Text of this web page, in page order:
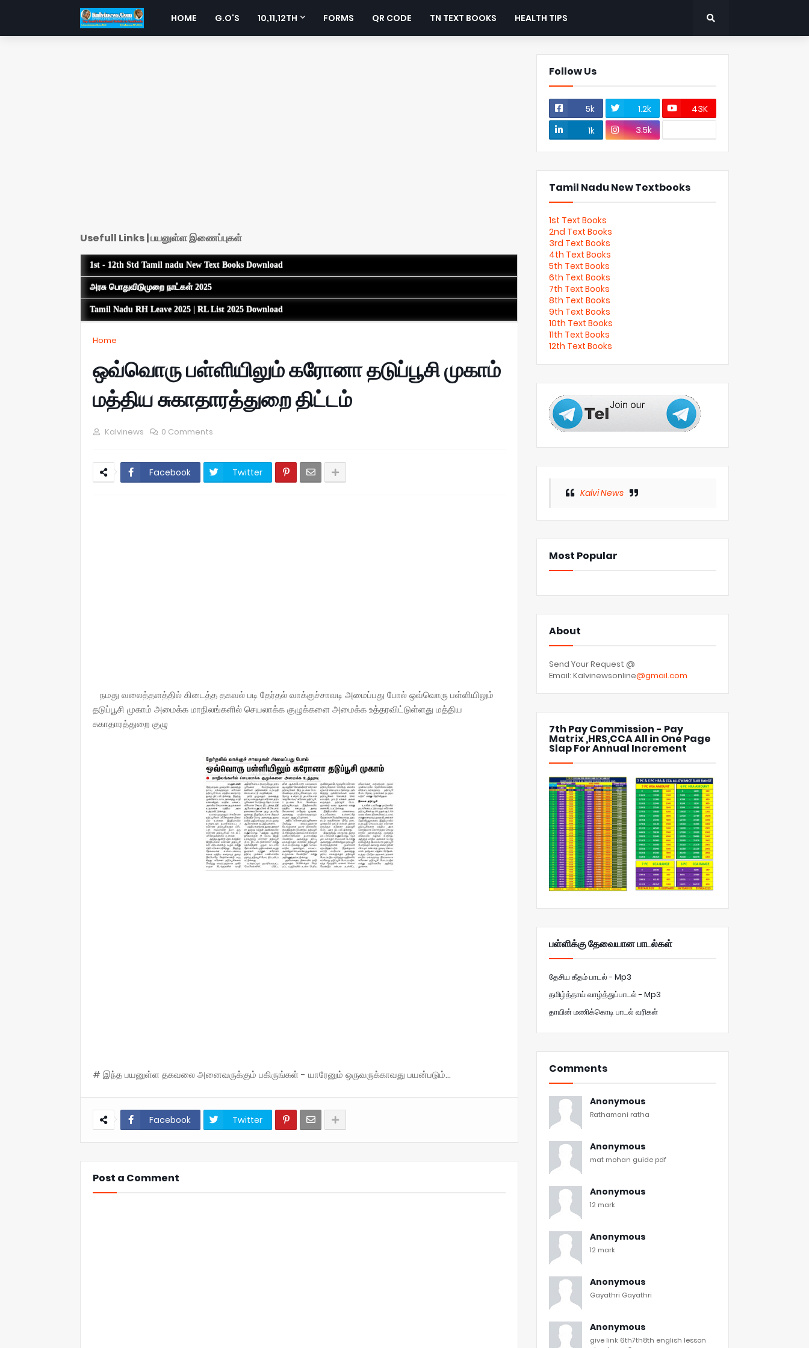
HOME G.O'S 10,11,12TH FORMS QR CODE TN TEXT BOOKS HEALTH TIPS
Usefull Links | பயனுள்ள இணைப்புகள்
1st - 12th Std Tamil nadu New Text Books Download
அரசு பொதுவிடுமுறை நாட்கள் 2025
Tamil Nadu RH Leave 2025 | RL List 2025 Download
Home
ஒவ்வொரு பள்ளியிலும் கரோனா தடுப்பூசி முகாம்
மத்திய சுகாதாரத்துறை திட்டம்
Kalvinews 0 Comments
Facebook Twitter
நமது வலைத்தளத்தில் கிடைத்த தகவல் படி தேர்தல் வாக்குச்சாவடி அமைப்பது போல் ஒவ்வொரு பள்ளியிலும்
தடுப்பூசி முகாம் அமைக்க மாநிலங்களில் செயலாக்க குழுக்களை அமைக்க உத்தரவிட்டுள்ளது மத்திய
சுகாதாரத்துறை குழு
# இந்த பயனுள்ள தகவலை அனைவருக்கும் பகிருங்கள் - யாரேனும் ஒருவருக்காவது பயன்படும்...
Facebook Twitter
Post a Comment
Follow Us
5k 1.2k
43K
1k
3.5k
Tamil Nadu New Textbooks
1st Text Books
2nd Text Books
3rd Text Books
4th Text Books
5th Text Books
6th Text Books
7th Text Books
8th Text Books
9th Text Books
10th Text Books
11th Text Books
12th Text Books
Kalvi News
Most Popular
About
Send Your Request @
Email: Kalvinewsonline@gmail.com
7th Pay Commission - Pay
Matrix ,HRS,CCA All in One Page
Slap For Annual Increment
பள்ளிக்கு தேவையான பாடல்கள்
தேசிய கீதம் பாடல் - Mp3
தமிழ்த்தாய் வாழ்த்துப்பாடல் - Mp3
தாயின் மணிக்கொடி பாடல் வரிகள்
Comments
Anonymous
Rathamani ratha
Anonymous
mat mohan guide pdf
Anonymous
12 mark
Anonymous
12 mark
Anonymous
Gayathri Gayathri
Anonymous
give link 6th7th8th english lesson